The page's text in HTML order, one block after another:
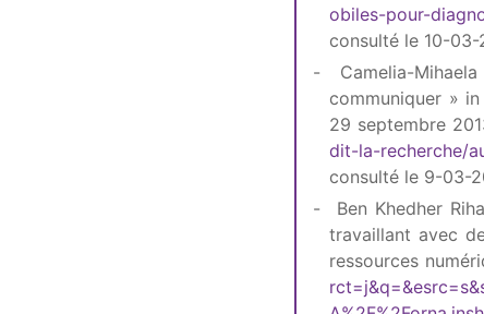
obiles-pour-
consulté le 10-03-
Camelia-
communiquer »
29 septembre
dit-la-recherche/
consulté le 9-03-
Ben Khedher
travaillant avec
ressources